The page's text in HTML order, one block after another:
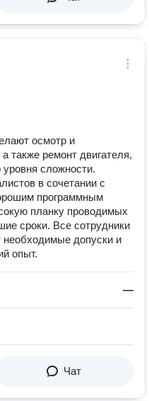
осмотр и
ремонт двигателя,
сложности.
в сочетании с
программным
планку проводимых
сроки. Все сотрудники
допуски и
опыт.
—
Чат